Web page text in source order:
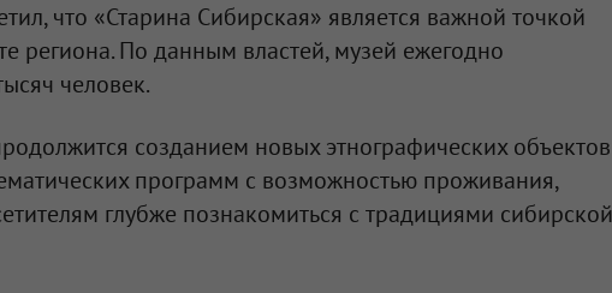
что «Старина Сибирская» является важной точкой
региона. По данным властей, музей ежегодно
человек.
созданием новых этнографических объектов.
программ с возможностью проживания,
глубже познакомиться с традициями сибирской